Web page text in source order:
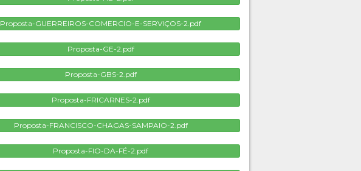
Proposta-GUERREIROS-COMERCIO-E-SERVIÇOS-2.pdf
Proposta-GE-2.pdf
Proposta-GBS-2.pdf
Proposta-FRICARNES-2.pdf
Proposta-FRANCISCO-CHAGAS-SAMPAIO-2.pdf
Proposta-FIO-DA-FÉ-2.pdf